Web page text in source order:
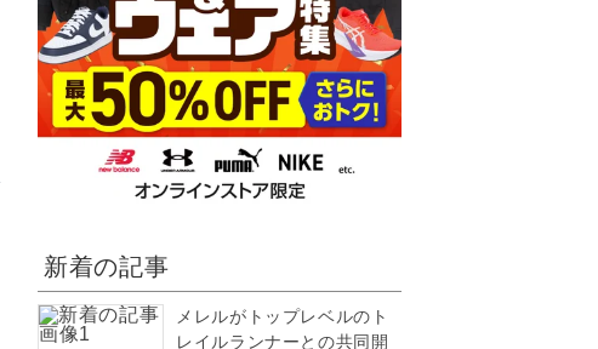
新着の記事
メレルがトップレベルのト
レイルランナーとの共同開